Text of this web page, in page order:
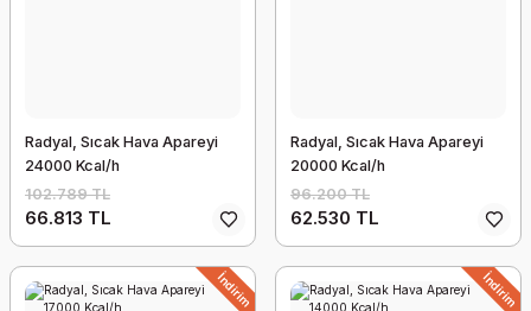
Radyal, Sıcak Hava Apareyi
24000 Kcal/h
102.789 TL
66.813 TL
Radyal, Sıcak Hava Apareyi
20000 Kcal/h
96.200 TL
62.530 TL
İndirim İndirim